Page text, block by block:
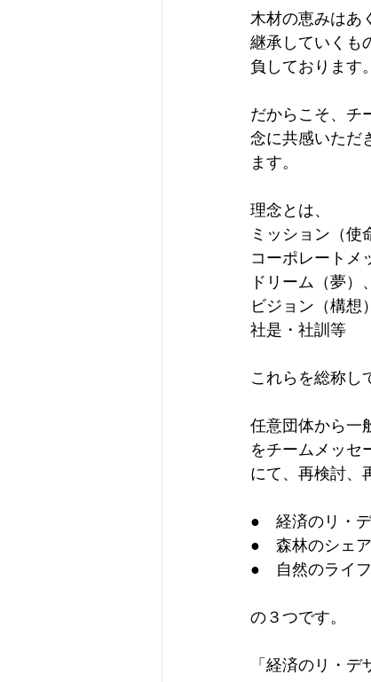
木材の恵みはあ
継承していくも
負しております。
だからこそ、チ
念に共感いただ
ます。
理念とは、
ミッション（使
コーポレートメ
ドリーム（夢）、
ビジョン（構想
社是・社訓等
これらを総称し
任意団体から一
をチームメッセ
にて、再検討、
●　経済のリ・
●　森林のシェ
●　自然のライ
の３つです。
「経済のリ・